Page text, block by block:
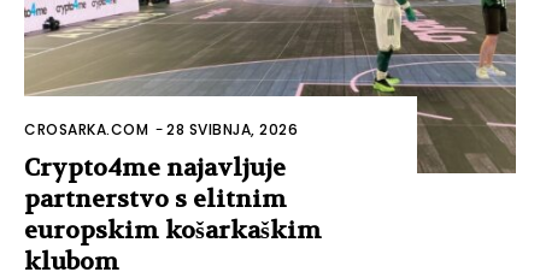
CROSARKA.COM -28 SVIBNJA, 2026
Crypto4me najavljuje
partnerstvo s elitnim
europskim košarkaškim
klubom